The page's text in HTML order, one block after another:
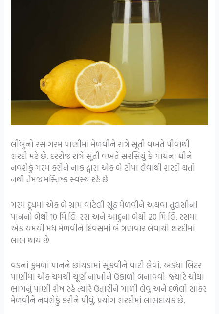
લીંબુનો રસ ગરમ પાણીમાં મેળવીને રાત્રે સૂતી વખતે પીવાથી
શરદી મટે છે. દરરોજ રાત્રે સૂતી વખતે સરસિયું કે ગાયના ઘીને
નવશેકું ગરમ કરીને નાક દ્વારા એક બે ટીપાં લેવાથી શરદી થતી
નથી તેમજ મસ્તિષ્ક સ્વસ્થ રહે છે.
ગરમ દૂધમાં એક બે ગ્રામ વાટેલી સૂંઠ મેળવીને અથવા તુલસીનાં
પાનનો બેથી 10 મિ.લિ. રસ અને આદુના બેથી 20 મિ.લિ. રસમાં
એક ચમચી મધ મેળવીને દિવસમાં બે ત્રણવાર લેવાથી શરદીમાં
લાભ થાય છે.
વડનાં કુમળાં પાનને છાંયડામાં સૂકવીને વાટી લેવાં. અડધા લિટર
પાણીમાં એક ચમચી ચૂર્ણ નાખીને ઉકાળો બનાવવો. જ્યારે ચોથા
ભાગનું પાણી શેષ રહે ત્યારે ઉતારીને ગાળી લેવું અને દળેલી સાકર
મેળવીને નવશેકું કરીને પીવું. પ્રયોગ શરદીમાં લાભદાયક છે.